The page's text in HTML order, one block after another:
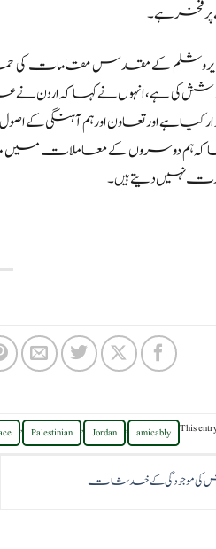
فخر ہے۔
نے یروشلم کے مقدس مقامات
کی ہے، انہوں نے کہا کہ اردن نے
کیا ہے اور تعاون اور ہم آہنگی کے
کہ ہم دوسروں کے معاملات میں
نہیں دیتے ہیں۔
This
amicably
,
Jordan
,
Palestinian
,
کی موجودگی کے خدشات